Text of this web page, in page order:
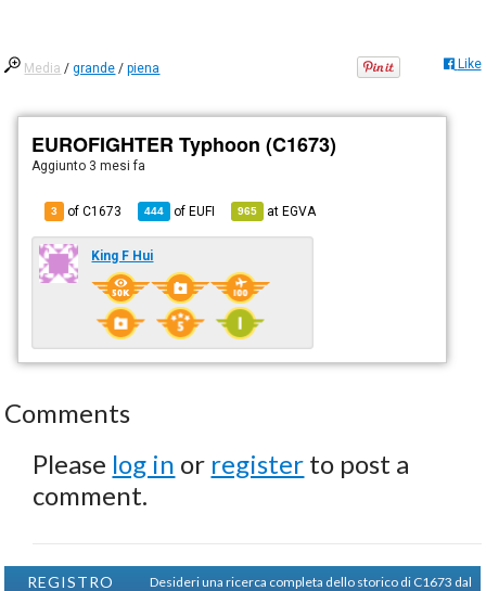
Media /grande /piena Like
EUROFIGHTER Typhoon (C1673)
Aggiunto 3 mesi fa
3 of C1673 444 ofEUFI 965 atEGVA
King F Hui
Comments
Please log in or register to post a
comment.
REGISTRO
Desideri una ricerca completa dello storico di C1673 dal